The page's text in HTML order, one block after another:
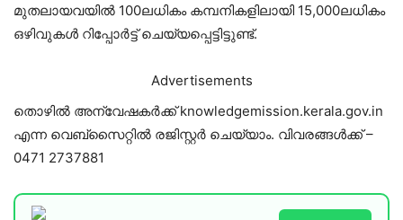
മുതലായവയില്‍ 100ലധികം കമ്പനികളിലായി 15,000ലധികം
ഒഴിവുകള്‍ റിപ്പോര്‍ട്ട് ചെയ്യപ്പെട്ടിട്ടുണ്ട്.
Advertisements
തൊഴില്‍ അന്വേഷകര്‍ക്ക് knowledgemission.kerala.gov.in
എന്ന വെബ്സൈറ്റില്‍ രജിസ്റ്റര്‍ ചെയ്യാം. വിവരങ്ങള്‍ക്ക് –
0471 2737881